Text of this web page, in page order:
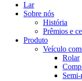
Lar
Sobre nós
História
Prêmios e
Produto
Veículo
Rolar